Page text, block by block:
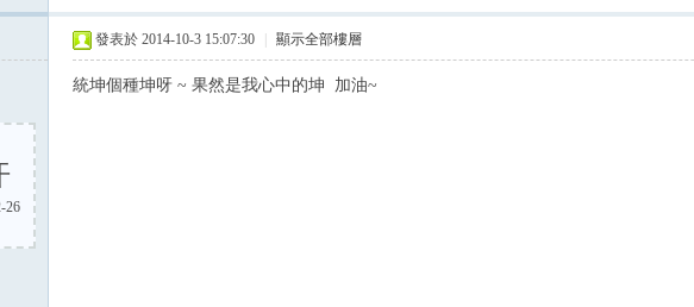
26
發表於 2014-10-3 15:07:30 顯示全部樓層
統坤個種坤呀 ~ 果然是我心中的坤 加油~